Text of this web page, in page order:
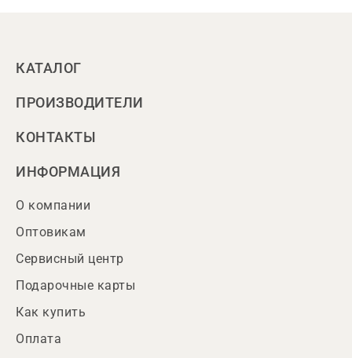
КАТАЛОГ
ПРОИЗВОДИТЕЛИ
КОНТАКТЫ
ИНФОРМАЦИЯ
О компании
Оптовикам
Сервисный центр
Подарочные карты
Как купить
Оплата